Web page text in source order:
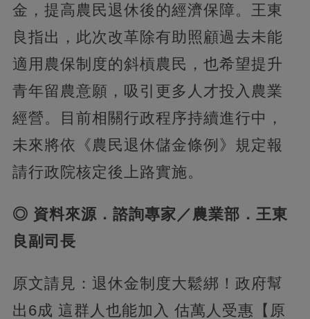
金，提高農民退休後的經濟保障。王東
良指出，此次改革除有助照顧過去未能
適用農保制度的斜槓農民，也希望提升
青年留農意願，吸引更多人才投入農業
經營。目前相關行政程序持續進行中，
未來將依《農民退休儲金條例》規定報
請行政院核定後上路實施。
◎ 資料來源．諮詢專家／農業部．王東
良副司長
原文請見：退休金制度大鬆綁！政府幫
出6成 這群人也能加入 估萬人受惠【原